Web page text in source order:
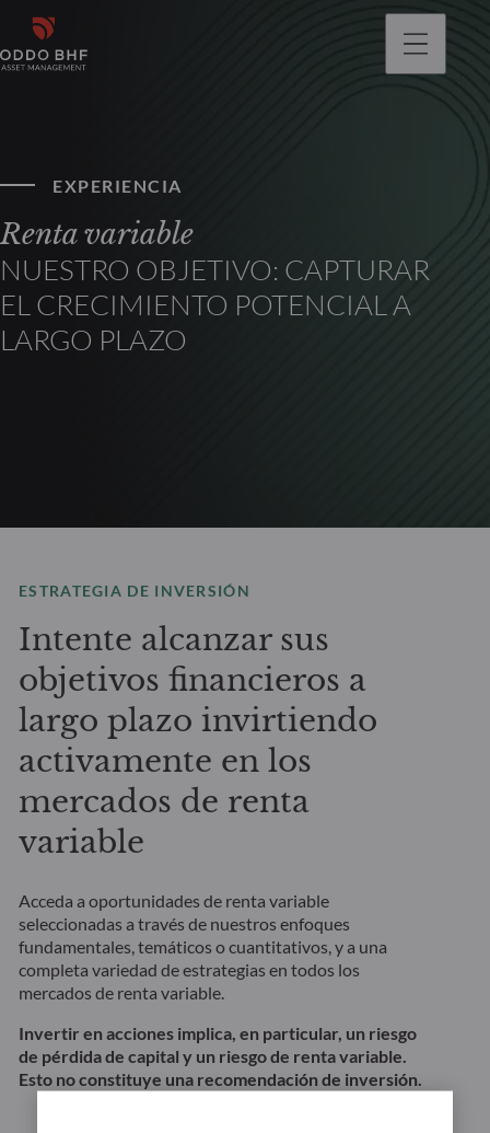
EXPERIENCIA
Renta variable
NUESTRO OBJETIVO: CAPTURAR
EL CRECIMIENTO POTENCIAL A
LARGO PLAZO
ESTRATEGIA DE INVERSIÓN
Intente alcanzar sus
objetivos financieros a
largo plazo invirtiendo
activamente en los
mercados de renta
variable
Acceda a oportunidades de renta variable
seleccionadas a través de nuestros enfoques
fundamentales, temáticos o cuantitativos, y a una
completa variedad de estrategias en todos los
mercados de renta variable.
Invertir en acciones implica, en particular, un riesgo
de pérdida de capital y un riesgo de renta variable.
Esto no constituye una recomendación de inversión.